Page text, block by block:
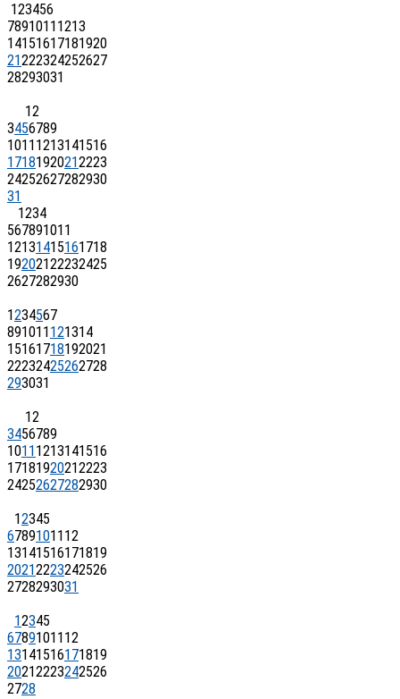
123456
7891011 1213
14151617181920
21222324252627
28293031
12
3456789
1011 1213141516
17181920212223
24252627282930
31
1234
567891011
12131415161718
19202122232425
2627282930
1234567
891011 121314
15161718192021
22232425262728
293031
12
3456789
1011 1213141516
17181920212223
24252627282930
12345
67891011 12
13141516171819
20212223242526
2728293031
12345
67891011 12
13141516171819
20212223242526
2728